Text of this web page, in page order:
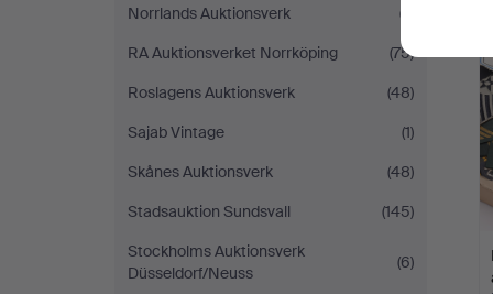
Norrlands Auktionsverk
(7)
RA Auktionsverket Norrköping
(75)
Roslagens Auktionsverk
(48)
Sajab Vintage
(1)
Skånes Auktionsverk
(48)
Stadsauktion Sundsvall
(145)
Stockholms Auktionsverk
Düsseldorf/Neuss
(6)